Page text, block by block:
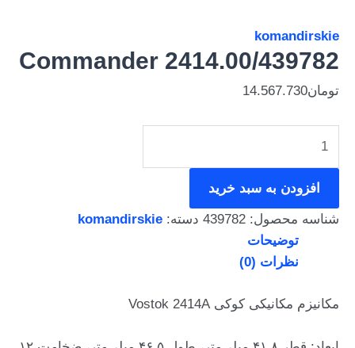
komandirskie
Commander 2414.00/439782
تومان14.567.730
افزودن به سبد خرید
شناسه محصول: 439782 دسته: komandirskie
توضیحات
نظرات (0)
مکانیزم مکانیکی کوکی Vostok 2414A